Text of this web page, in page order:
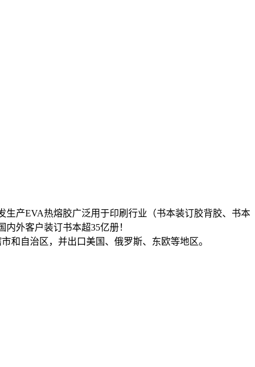
产EVA热熔胶广泛用于印刷行业（书本装订胶背胶、书本
外客户装订书本超35亿册！
自治区，并出口美国、俄罗斯、东欧等地区。